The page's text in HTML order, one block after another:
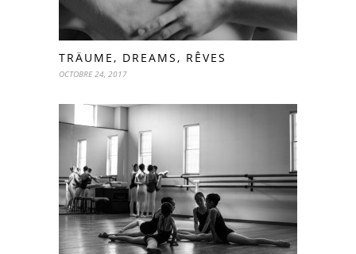
TRÄUME, DREAMS, RÊVES
OCTOBRE 24, 2017